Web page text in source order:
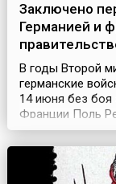
Заключено
Германией и
В годы Второй
германские
14 июня без
Франции Поль
мире с
сменил маршал
вступил в
правительства